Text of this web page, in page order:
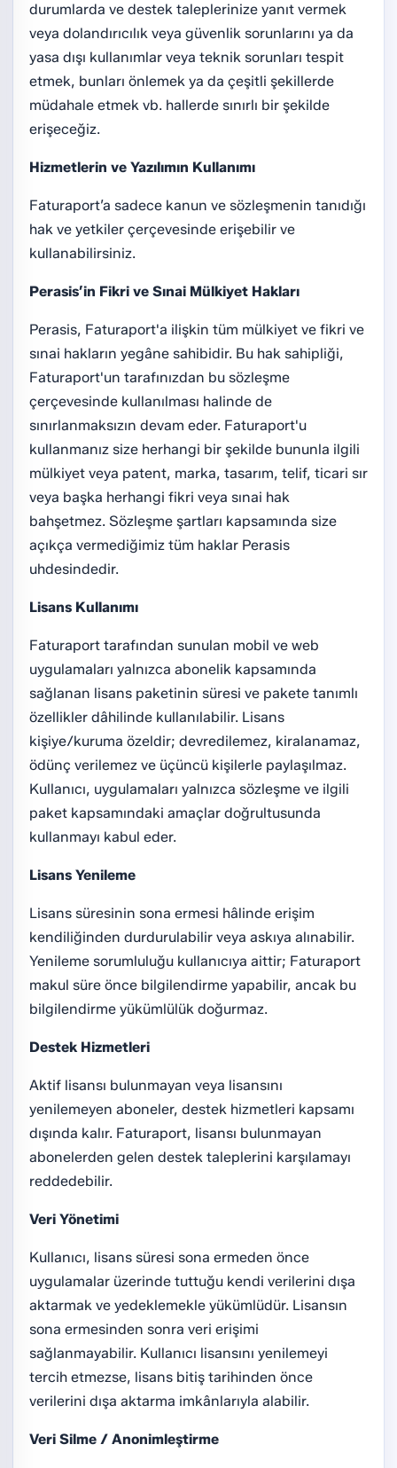
durumlarda ve destek taleplerinize yanıt vermek
veya dolandırıcılık veya güvenlik sorunlarını ya da
yasa dışı kullanımlar veya teknik sorunları tespit
etmek, bunları önlemek ya da çeşitli şekillerde
müdahale etmek vb. hallerde sınırlı bir şekilde
erişeceğiz.
Hizmetlerin ve Yazılımın Kullanımı
Faturaport’a sadece kanun ve sözleşmenin tanıdığı
hak ve yetkiler çerçevesinde erişebilir ve
kullanabilirsiniz.
Perasis’in Fikri ve Sınai Mülkiyet Hakları
Perasis, Faturaport'a ilişkin tüm mülkiyet ve fikri ve
sınai hakların yegâne sahibidir. Bu hak sahipliği,
Faturaport'un tarafınızdan bu sözleşme
çerçevesinde kullanılması halinde de
sınırlanmaksızın devam eder. Faturaport'u
kullanmanız size herhangi bir şekilde bununla ilgili
mülkiyet veya patent, marka, tasarım, telif, ticari sır
veya başka herhangi fikri veya sınai hak
bahşetmez. Sözleşme şartları kapsamında size
açıkça vermediğimiz tüm haklar Perasis
uhdesindedir.
Lisans Kullanımı
Faturaport tarafından sunulan mobil ve web
uygulamaları yalnızca abonelik kapsamında
sağlanan lisans paketinin süresi ve pakete tanımlı
özellikler dâhilinde kullanılabilir. Lisans
kişiye/kuruma özeldir; devredilemez, kiralanamaz,
ödünç verilemez ve üçüncü kişilerle paylaşılmaz.
Kullanıcı, uygulamaları yalnızca sözleşme ve ilgili
paket kapsamındaki amaçlar doğrultusunda
kullanmayı kabul eder.
Lisans Yenileme
Lisans süresinin sona ermesi hâlinde erişim
kendiliğinden durdurulabilir veya askıya alınabilir.
Yenileme sorumluluğu kullanıcıya aittir; Faturaport
makul süre önce bilgilendirme yapabilir, ancak bu
bilgilendirme yükümlülük doğurmaz.
Destek Hizmetleri
Aktif lisansı bulunmayan veya lisansını
yenilemeyen aboneler, destek hizmetleri kapsamı
dışında kalır. Faturaport, lisansı bulunmayan
abonelerden gelen destek taleplerini karşılamayı
reddedebilir.
Veri Yönetimi
Kullanıcı, lisans süresi sona ermeden önce
uygulamalar üzerinde tuttuğu kendi verilerini dışa
aktarmak ve yedeklemekle yükümlüdür. Lisansın
sona ermesinden sonra veri erişimi
sağlanmayabilir. Kullanıcı lisansını yenilemeyi
tercih etmezse, lisans bitiş tarihinden önce
verilerini dışa aktarma imkânlarıyla alabilir.
Veri Silme / Anonimleştirme